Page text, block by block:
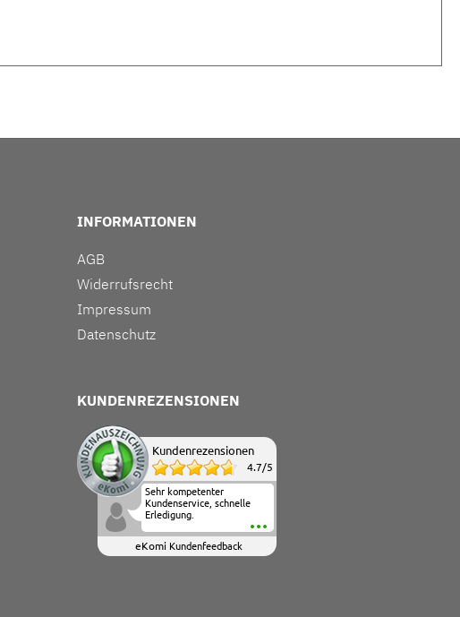
INFORMATIONEN
AGB
Widerrufsrecht
Impressum
Datenschutz
KUNDENREZENSIONEN
Kundenrezensionen
4.7/5
Sehr kompetenter
Kundenservice, schnelle
Erledigung.
eKomi Kundenfeedback